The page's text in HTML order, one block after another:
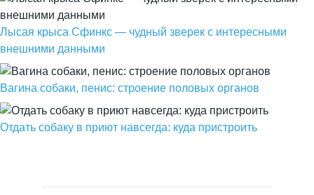
Лысая крыса Сфинкс — чудный зверек с интересными
внешними данными
Вагина собаки, пенис: строение половых органов
Отдать собаку в приют навсегда: куда пристроить